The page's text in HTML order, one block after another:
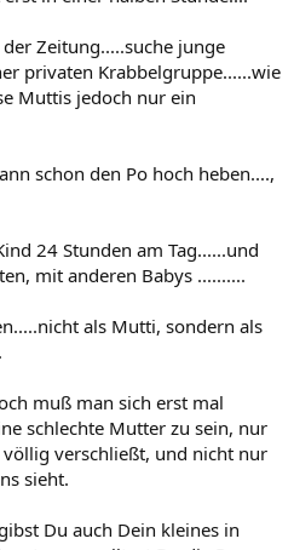
Zeitung.....suche junge
privaten Krabbelgruppe......wie
Muttis jedoch nur ein
schon den Po hoch heben....,
24 Stunden am Tag......und
mit anderen Babys ..........
als Mutti, sondern als
muß man sich erst mal
schlechte Mutter zu sein, nur
verschließt, und nicht nur
sieht.
Du auch Dein kleines in